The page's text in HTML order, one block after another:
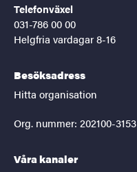
Telefonväxel
031-786 00 00
Helgfria vardagar 8-16
Besöksadress
Hitta organisation
Org. nummer: 202100-3153
Våra kanaler